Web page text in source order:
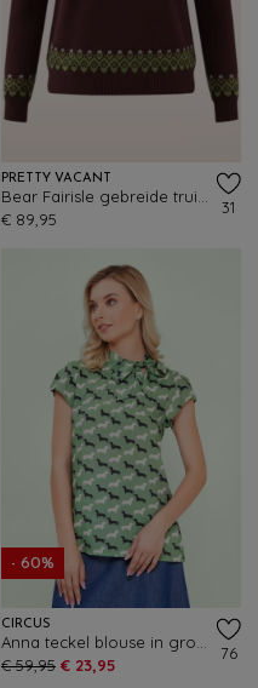
PRETTY VACANT
€ 89,95
31
- 60%
CIRCUS
€ 59,95 € 23,95
76